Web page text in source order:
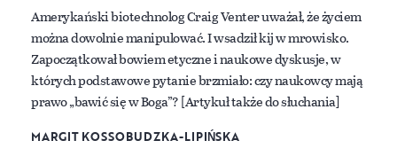
Amerykański biotechnolog Craig Venter uważał, że życiem
można dowolnie manipulować. I wsadził kij w mrowisko.
Zapoczątkował bowiem etyczne i naukowe dyskusje, w
których podstawowe pytanie brzmiało: czy naukowcy mają
prawo „bawić się w Boga”? [Artykuł także do słuchania]
MARGIT KOSSOBUDZKA-LIPIŃSKA